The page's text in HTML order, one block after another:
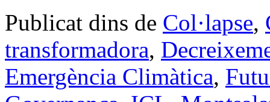
Publicat dins de Col·lapse,
transformadora,
Emergència Climàtica,